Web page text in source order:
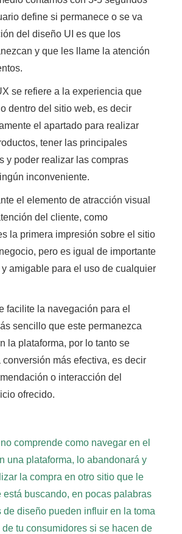
define si permanece o se va
del diseño UI es que los
y que les llame la atención
se refiere a la experiencia que
dentro del sitio web, es decir
el apartado para realizar
tener las principales
y poder realizar las compras
inconveniente.
el elemento de atracción visual
del cliente, como
la primera impresión sobre el sitio
pero es igual de importante
amigable para el uso de cualquier
facilite la navegación para el
sencillo que este permanezca
la plataforma, por lo tanto se
más efectiva, es decir
o interacción del
ofrecido.
comprende como navegar en el
una plataforma, lo abandonará y
la compra en otro sitio que le
está buscando, en pocas palabras
de diseño pueden influir en la toma
tu consumidores si se hacen de